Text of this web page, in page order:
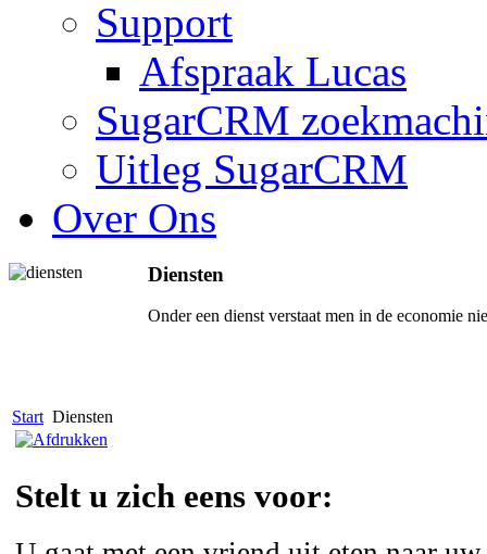
Support
Afspraak Lucas
SugarCRM
Uitleg SugarCRM
Over Ons
Diensten
Onder een dienst verstaat men in de economie
Start Diensten
Stelt u zich eens voor: